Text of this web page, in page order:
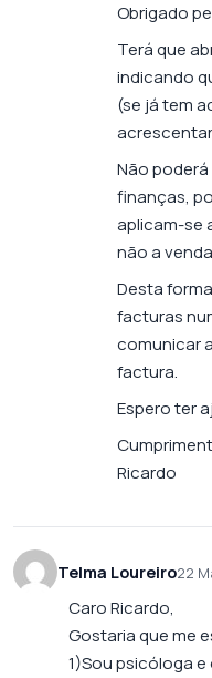
Obrigado
Terá que
indicando
(se já tem
Não
finanças,
aplicam-se
não a
Desta
facturas
comunicar
factura.
Espero ter
Ricardo
Telma Loureiro22
Caro Ricardo,
Gostaria que me
1)Sou psicóloga